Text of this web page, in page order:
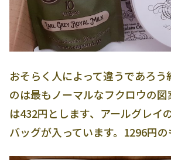
おそらく人によって違うであろう
のは最もノーマルなフクロウの
は432円とします、アールグレイ
バッグが入っています。1296円の